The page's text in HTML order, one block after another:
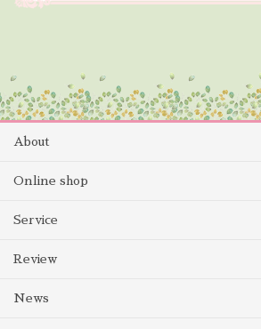
About
Online shop
Service
Review
News